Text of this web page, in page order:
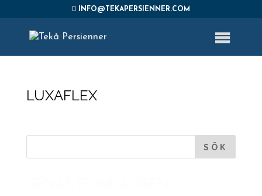
INFO@TEKAPERSIENNER.COM
LUXAFLEX